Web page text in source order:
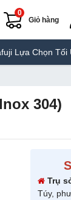
Giỏ hàng
0
Ưu Cho Mọi
304)
Trụ
Túy,